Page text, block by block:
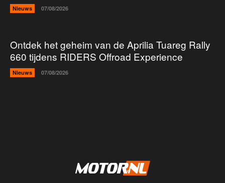
Nieuws 07/08/2026
Ontdek het geheim van de Aprilia Tuareg Rally
660 tijdens RIDERS Offroad Experience
Nieuws 07/08/2026